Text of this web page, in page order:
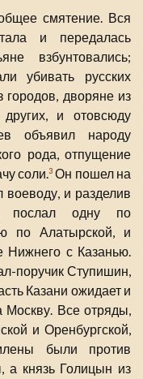
смятение. Вся
и передалась
взбунтовались;
убивать русских
дворяне из
и отовсюду
объявил народу
рода, отпущение
соли.3 Он пошел на
воеводу, и разделив
послал одну по
по Алатырской, и
Нижнего с Казанью.
поручик Ступишин,
Казани ожидает и
Москву. Все отряды,
и Оренбургской,
были против
а князь Голицын из